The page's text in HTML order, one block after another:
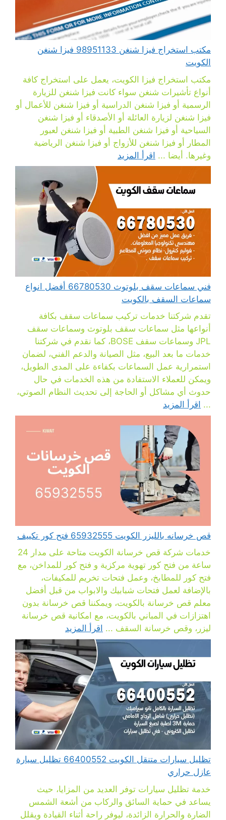
مكتب استخراج فيزا شنغن 98951133 فيزا شنغن
الكويت
مكتب استخراج فيزا الكويت، يعمل على استخراج كافة
أنواع تأشيرات شنغن سواء كانت فيزا شنغن للزيارة
الرسمية أو فيزا شنغن الدراسية أو فيزا شنغن للأعمال أو
فيزا شنغن لزيارة العائلة أو الأصدقاء أو فيزا شنغن
السياحية أو فيزا شنغن الطبية أو فيزا شنغن لعبور
المطار أو فيزا شنغن للأزواج أو فيزا شنغن الرياضية
وغيرها. أيضا ... اقرأ المزيد
فني سماعات سقف بلوتوث 66780530 أفضل انواع
سماعات السقف بالكويت
تقدم شركتنا خدمات تركيب سماعات سقف بكافة
أنواعها مثل سماعات سقف بلوتوث وسماعات سقف
JPL وسماعات سقف BOSE، كما نقدم في شركتنا
خدمات ما بعد البيع، مثل الصيانة والدعم الفني، لضمان
استمرارية عمل السماعات بكفاءة على المدى الطويل،
ويمكن للعملاء الاستفادة من هذه الخدمات في حال
حدوث أي مشاكل أو الحاجة إلى تحديث النظام الصوتي،
... اقرأ المزيد
قص خرسانه بالليزر الكويت 65932555 فتح كور تكييف
خدمات شركة قص خرسانة الكويت متاحة على مدار 24
ساعة من فتح كور تهوية مركزية و فتح كور للمداخن، مع
فتح كور للمطابخ، وعمل فتحات تخريم للمكيفات،
بالإضافة لعمل فتحات شبابيك والابواب من قبل أفضل
معلم قص خرسانة بالكويت، ويمكننا قص خرسانة بدون
اهتزازات في المباني بالكويت، مع امكانية قص خرسانة
ليزر، وقص خرسانة السقف ... اقرأ المزيد
تظليل سيارات متنقل الكويت 66400552 تظليل سيارة
عازل حراري
خدمة تظليل سيارات توفر العديد من المزايا، حيث
يساعد في حماية السائق والركاب من أشعة الشمس
الضارة والحرارة الزائدة، ليوفر راحة أثناء القيادة ويقلل